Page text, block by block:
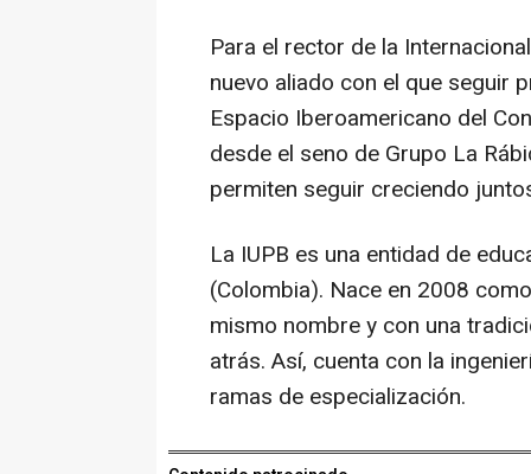
Para el rector de la
nuevo aliado con el que seguir
Espacio Iberoamericano del
desde el seno de Grupo La
permiten seguir creciendo
La IUPB es una entidad de
(Colombia). Nace en 2008
mismo nombre y con una
atrás. Así, cuenta con la
ramas de especialización.